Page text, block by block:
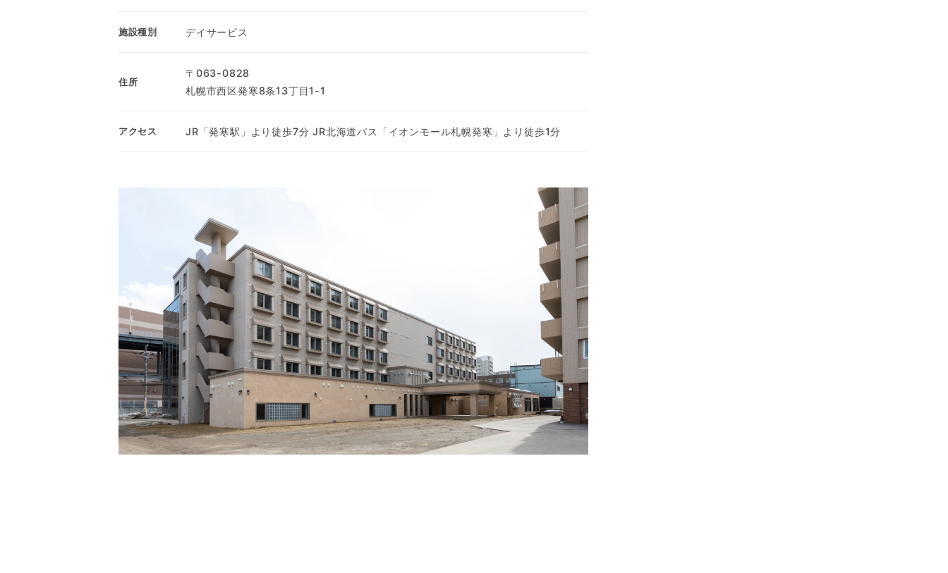
施設種別 デイサービス
住所
〒063-0828
札幌市西区発寒8条13丁目1-1
アクセス JR「発寒駅」より徒歩7分 JR北海道バス「イオンモール札幌発寒」より徒歩1分